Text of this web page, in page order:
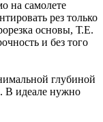
на самолете
рез только
основы, Т.Е.
и без того
глубиной
В идеале нужно